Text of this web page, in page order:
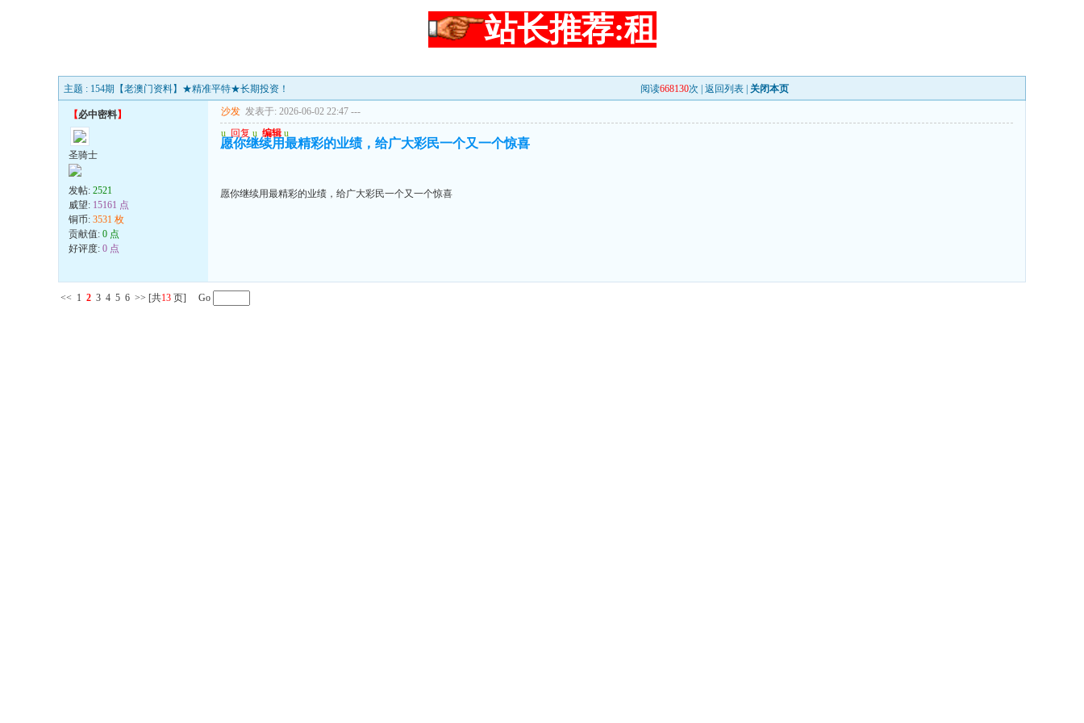
站长推荐:租
主题 : 154期【老澳门资料】★精准平特★长期投资！ 阅读668130次 | 返回列表 关闭本页
【必中密料】
圣骑士
发帖: 2521
威望: 15161 点
铜币: 3531 枚
贡献值: 0 点
好评度: 0 点
沙发 发表于: 2026-06-02 22:47 ---
u 回复 u 编辑 u
愿你继续用最精彩的业绩，给广大彩民一个又一个惊喜
愿你继续用最精彩的业绩，给广大彩民一个又一个惊喜
<< 1 2 3 4 5 6 >> [共13 页] Go